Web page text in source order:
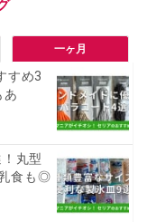
一ヶ月
すめ3
あ
丸型
食も◎